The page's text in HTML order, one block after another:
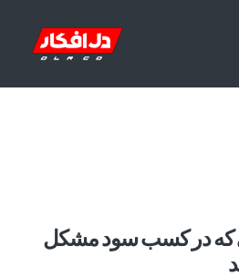
که در کسب سود مشکل